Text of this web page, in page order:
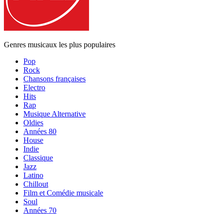
Genres musicaux les plus populaires
Pop
Rock
Chansons françaises
Electro
Hits
Rap
Musique Alternative
Oldies
Années 80
House
Indie
Classique
Jazz
Latino
Chillout
Film et Comédie musicale
Soul
Années 70